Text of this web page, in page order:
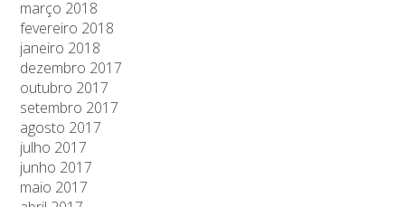
março 2018
fevereiro 2018
janeiro 2018
dezembro 2017
outubro 2017
setembro 2017
agosto 2017
julho 2017
junho 2017
maio 2017